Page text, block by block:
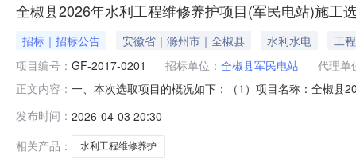
全椒县2026年水利工程维修养护项目(军民电站)施工
招标｜招标公告 安徽省｜滁州市｜全椒县 水利水电
工程
项目编号： GF-2017-0201 招标单位： 全椒县军民电站
代理单
正文内容： 一、本次选取项目的概况如下：（1）项目名称：全椒县
(1000+2000)*0.03=251488.4元（7）标段划分：一个标
发布时间： 2026-04-03 20:30
相关产品：
水利工程维修养护